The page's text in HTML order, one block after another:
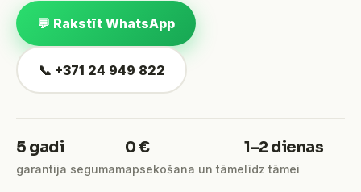
💬 Rakstīt WhatsApp
📞 +371 24 949 822
5 gadi
garantija segumam
0 €
apsekošana un tāme
1–2 dienas
līdz tāmei